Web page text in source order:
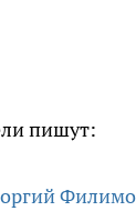
пишут: